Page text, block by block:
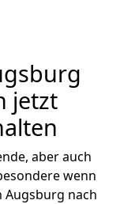
jetzt
aber auch
wenn
Augsburg nach